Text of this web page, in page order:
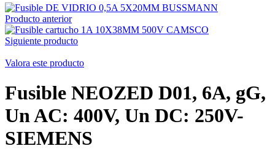
Producto anterior
Siguiente producto
Valora este producto
Fusible NEOZED D01, 6A, gG,
Un AC: 400V, Un DC: 250V-
SIEMENS